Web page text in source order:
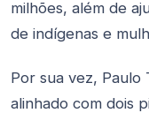
milhões, além de
de indígenas e
Por sua vez, Paulo
alinhado com dois